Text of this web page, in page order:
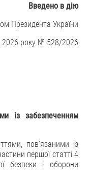
Введено в дію
Президента України
2026 року № 528/2026
із забезпеченням
пов'язаними із
першої статті 4
безпеки і оборони